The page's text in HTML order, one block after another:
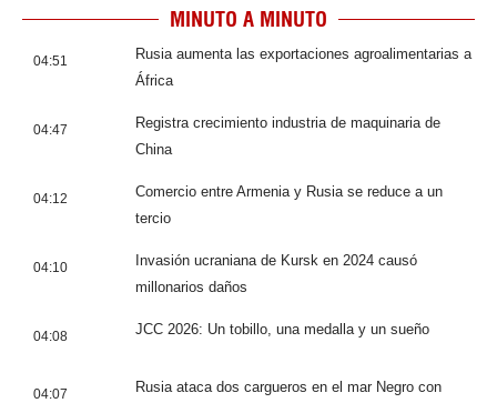
MINUTO A MINUTO
04:51
Rusia aumenta las exportaciones agroalimentarias a
África
04:47
Registra crecimiento industria de maquinaria de
China
04:12
Comercio entre Armenia y Rusia se reduce a un
tercio
04:10
Invasión ucraniana de Kursk en 2024 causó
millonarios daños
04:08 JCC 2026: Un tobillo, una medalla y un sueño
04:07
Rusia ataca dos cargueros en el mar Negro con